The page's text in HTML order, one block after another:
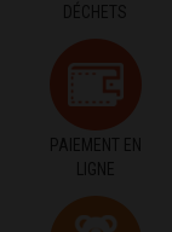
DÉCHETS
PAIEMENT EN
LIGNE